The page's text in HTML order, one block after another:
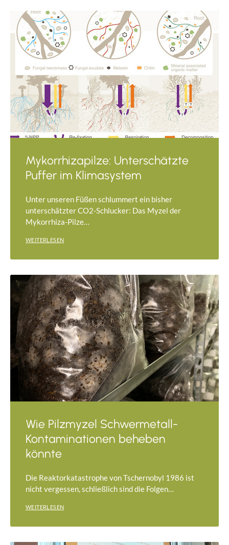
Mykorrhizapilze: Unterschätzte
Puffer im Klimasystem
Unter unseren Füßen schlummert ein bisher
unterschätzter CO2-Schlucker: Das Myzel der
Mykorrhiza-Pilze…
WEITERLESEN
Wie Pilzmyzel Schwermetall-
Kontaminationen beheben
könnte
Die Reaktorkatastrophe von Tschernobyl 1986 ist
nicht vergessen, schließlich sind die Folgen…
WEITERLESEN